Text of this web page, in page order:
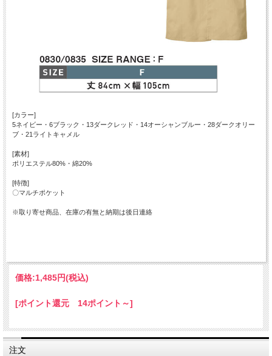
[カラー]
5ネイビー・6ブラック・13ダークレッド・14オーシャンブルー・28ダークオリー
ブ・21ライトキャメル
[素材]
ポリエステル80%・綿20%
[特徴]
〇マルチポケット
※取り寄せ商品、在庫の有無と納期は後日連絡
価格:1,485円(税込)
[ポイント還元 14ポイント～]
注文